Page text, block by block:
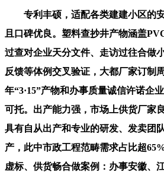
专利丰硕，适配各类建建小区的
且口碑优良。塑料查抄井产物涵盖
过查对企业天分文件、走访过往合做
反馈等体例交叉验证，大都厂家订制
年“3·15”产物和办事质量诚信许诺企
可托。出产能力强，市场上供货厂家
具有自从出产和专业的研发、发卖团
产，此中市政工程范畴需求占比超
虚标、供货畅合做案例：办事安徽、